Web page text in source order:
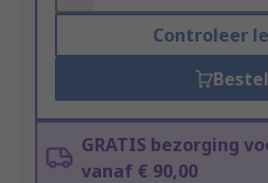
Controleer
GRATIS bezorging
vanaf € 90,00